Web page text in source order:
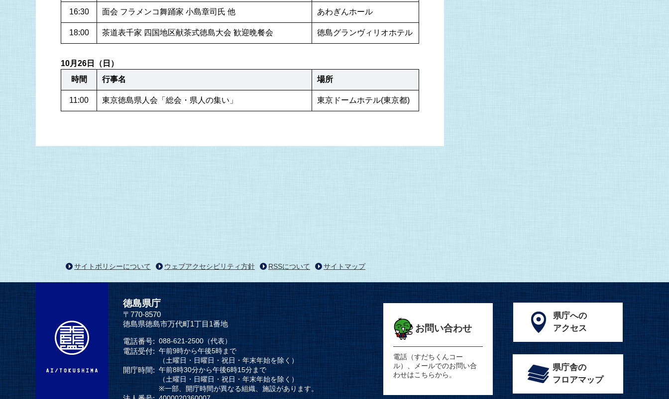
16:30 面会 フラメンコ舞踊家 小島章司氏 他 あわぎんホール
18:00 茶道表千家 四国地区献茶式徳島大会 歓迎晩餐会 徳島グランヴィリオホテル
10月26日（日）
時間
行事名 場所
11:00 東京徳島県人会「総会・県人の集い」 東京ドームホテル(東京都)
サイトポリシーについて ウェブアクセシビリティ方針 RSSについて サイトマップ
徳島県庁
〒770-8570
徳島県徳島市万代町1丁目1番地
電話番号: 088-621-2500（代表）
電話受付: 午前9時から午後5時まで
（土曜日・日曜日・祝日・年末年始を除く）
開庁時間: 午前8時30分から午後6時15分まで
（土曜日・日曜日・祝日・年末年始を除く）
※一部、開庁時間が異なる組織、施設があります。
お問い合わせ
電話（すだちくんコー
ル）、メールでのお問い合
わせはこちらから。
県庁への
アクセス
県庁舎の
フロアマップ